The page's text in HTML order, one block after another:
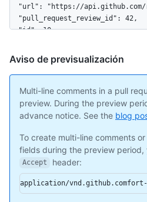
"url": "https://
  "pull_request_review_id": 42,
  "id": 10,
"diff_hunk": "@@ -16,33 +16,40
  "path": "file1.txt",
  "position": 1,
  "original_position": 4,
"commit_id":
"original_commit_id":
  "user": {
    "login": "octocat",
    "id": 1,
    "node_id": "MDQ6VXNlcjE=",
"avatar_url": "https://
    "gravatar_id": "",
Aviso de previsualización
Multi-line comments in a pull
preview. During the preview
advance notice. See the blog
To create multi-line comments
fields during the preview
Accept header:
application/vnd.github.comfort-